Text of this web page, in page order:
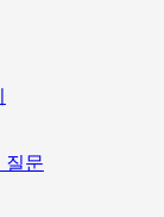
질문